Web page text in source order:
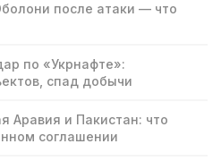
после атаки — что
по «Укрнафте»:
спад добычи
Аравия и Пакистан: что
соглашении